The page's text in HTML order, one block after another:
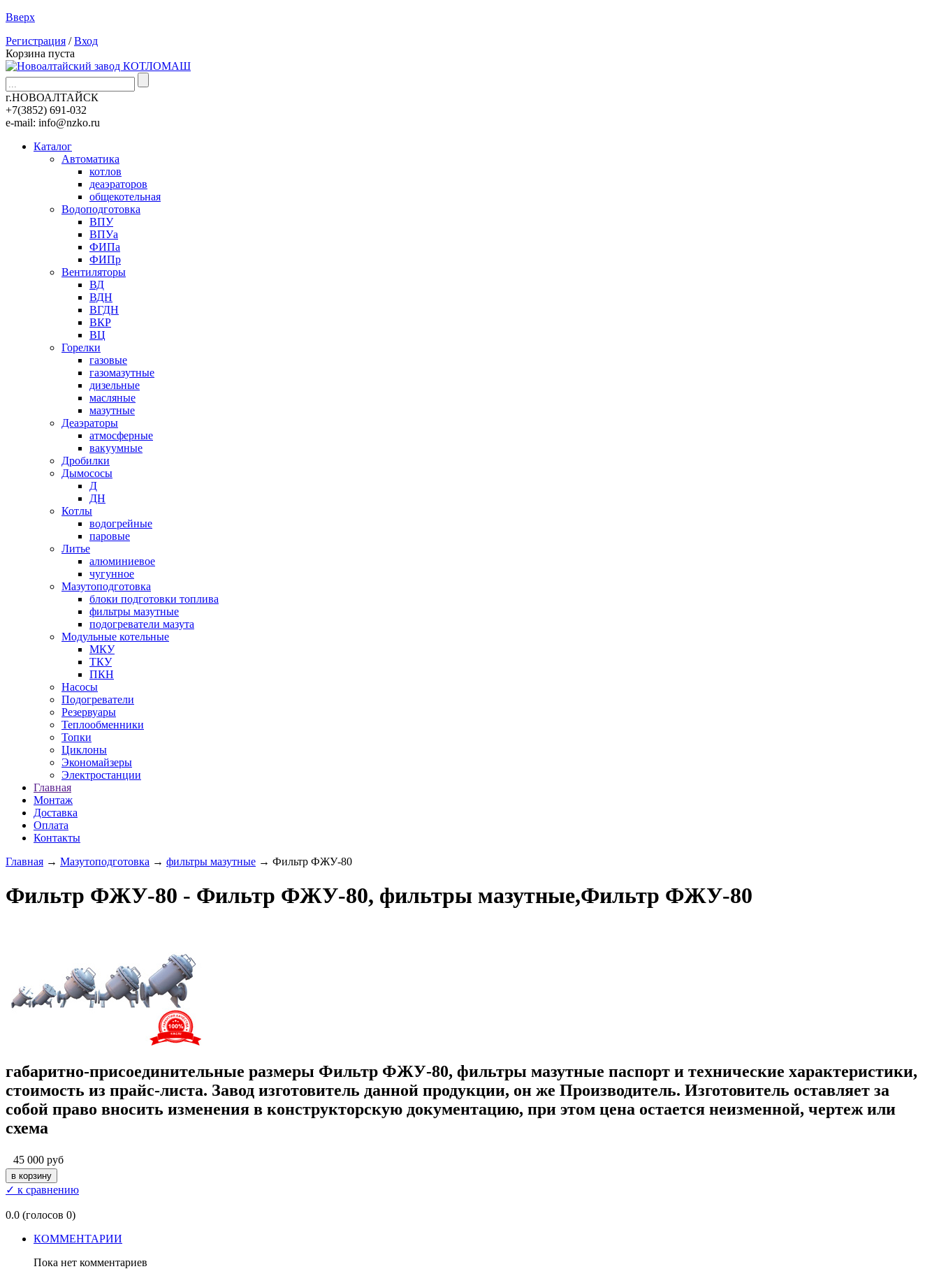
Вверх
Регистрация /Вход
Корзина пуста
г.НОВОАЛТАЙСК
+7(3852) 691-032
e-mail: info@nzko.ru
Каталог
Автоматика
котлов
деаэраторов
общекотельная
Водоподготовка
ВПУ
ВПУа
ФИПа
ФИПр
Вентиляторы
ВД
ВДН
ВГДН
ВКР
ВЦ
Горелки
газовые
газомазутные
дизельные
масляные
мазутные
Деаэраторы
атмосферные
вакуумные
Дробилки
Дымососы
Д
ДН
Котлы
водогрейные
паровые
Литье
алюминиевое
чугунное
Мазутоподготовка
блоки подготовки топлива
фильтры мазутные
подогреватели мазута
Модульные котельные
МКУ
ТКУ
ПКН
Насосы
Подогреватели
Резервуары
Теплообменники
Топки
Циклоны
Экономайзеры
Электростанции
Главная
Монтаж
Доставка
Оплата
Контакты
Главная → Мазутоподготовка → фильтры мазутные → Фильтр ФЖУ-80
Фильтр ФЖУ-80 - Фильтр ФЖУ-80, фильтры мазутные,Фильтр ФЖУ-80
габаритно-присоединительные размеры Фильтр ФЖУ-80, фильтры мазутные паспорт и технические характеристики,
стоимость из прайс-листа. Завод изготовитель данной продукции, он же Производитель. Изготовитель оставляет за
собой право вносить изменения в конструкторскую документацию, при этом цена остается неизменной, чертеж или
схема
45 000 руб
✓ к сравнению
0.0 (голосов 0)
КОММЕНТАРИИ
Пока нет комментариев